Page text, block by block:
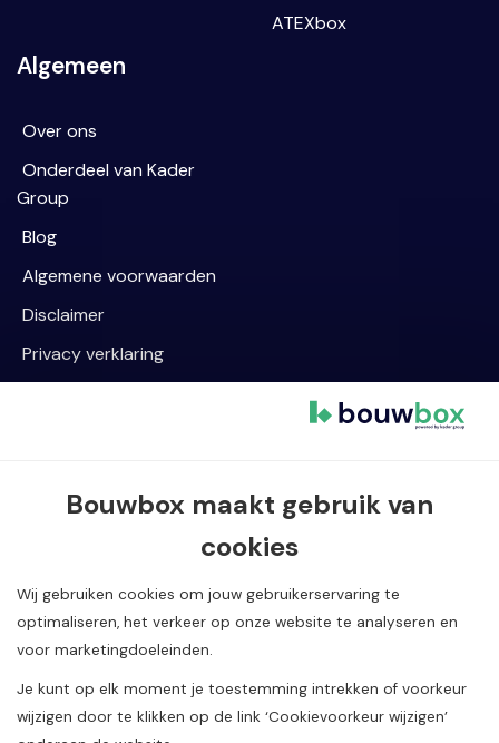
ATEXbox
Algemeen
Over ons
Onderdeel van Kader
Group
Blog
Algemene voorwaarden
Disclaimer
Privacy verklaring
Van Dijklaan 5, 5581 WG Waalre
info@bouwbox.nl
Bouwbox maakt gebruik van
cookies
Wij gebruiken cookies om jouw gebruikerservaring te
optimaliseren, het verkeer op onze website te analyseren en
voor marketingdoeleinden.
Je kunt op elk moment je toestemming intrekken of voorkeur
wijzigen door te klikken op de link ‘Cookievoorkeur wijzigen’